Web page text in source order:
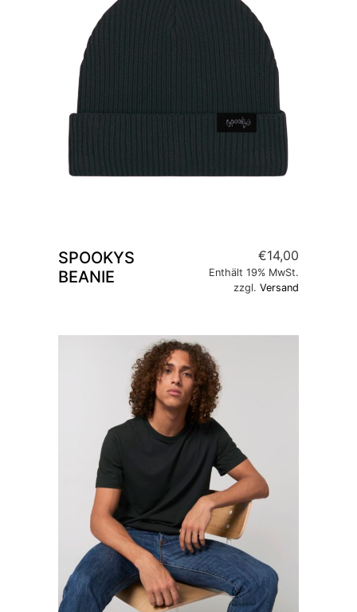
SPOOKYS
BEANIE
€14,00
Enthält 19% MwSt.
zzgl.Versand